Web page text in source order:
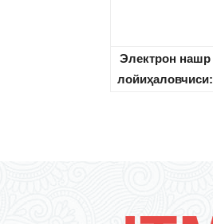
Электрон нашр
лойиҳаловчиси: